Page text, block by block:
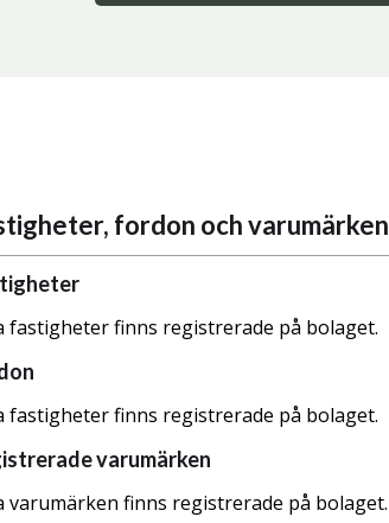
fordon och varumärken
fastigheter finns registrerade på bolaget.
fastigheter finns registrerade på bolaget.
varumärken
varumärken finns registrerade på bolaget.